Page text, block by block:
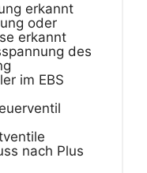
erkannt
oder
erkannt
des
im EBS
nach Plus